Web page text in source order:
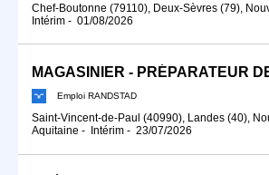
Chef-Boutonne (79110), Deux-Sèvres (79),
Intérim - 01/08/2026
Emploi RANDSTAD
Saint-Vincent-de-Paul (40990), Landes (40),
Aquitaine - Intérim - 23/07/2026